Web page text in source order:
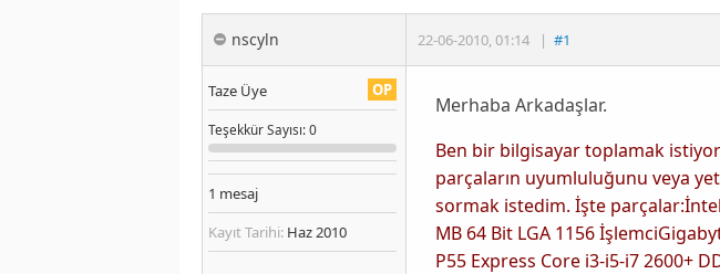
nscyln 22-06-2010,01:14 | #1
OP
Taze Üye
TeşekkürSayısı: 0
1 mesaj
Kayıt Tarihi: Haz 2010
Merhaba Arkadaşlar.
Ben bir bilgisayar toplamak
parçaların uyumluluğunu veya
sormak istedim. İşte
MB 64 Bit LGA 1156
P55 Express Core i3-i5-i7 2600+